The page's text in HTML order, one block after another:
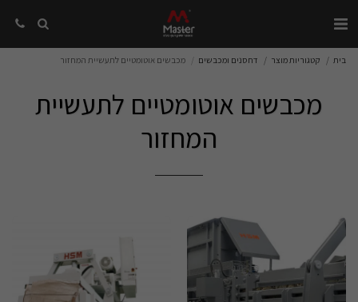
בית קטגוריות מוצר דחסנים ומכבשים מכבשים אוטומטיים לתעשיית המחזור
מכבשים אוטומטיים לתעשיית
המחזור